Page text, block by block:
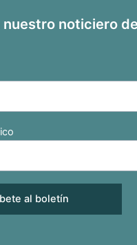
noticiero